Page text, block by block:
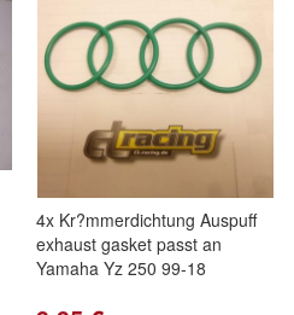
4x Kr?mmerdichtung Auspuff
exhaust gasket passt an
Yamaha Yz 250 99-18